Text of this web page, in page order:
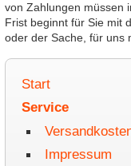
von Zahlungen müssen
Frist beginnt für Sie mit
oder der Sache, für uns
Start
Service
Impressum